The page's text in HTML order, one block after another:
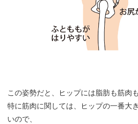
この姿勢だと、ヒップには脂肪も筋肉
特に筋肉に関しては、ヒップの一番大
いので、